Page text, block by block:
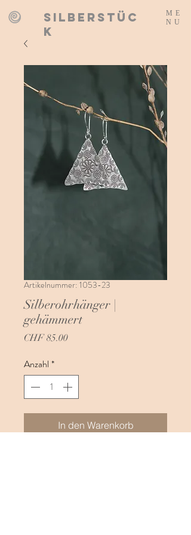
SILBERSTÜC
K
ME
NU
Artikelnummer: 1053-23
Silberohrhänger |
gehämmert
CHF 85.00Preis
Anzahl *
In den Warenkorb